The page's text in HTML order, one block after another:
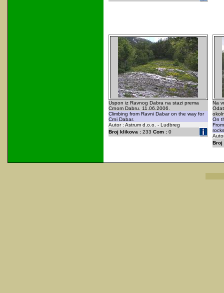
Uspon iz Ravnog Dabra na stazi prema
Crnom Dabru. 11.06.2006.
Climbing from Ravni Dabar on the way for
Crni Dabar.
Autor : Astrum d.o.o. - Ludbreg
Broj klikova :233 Com :0
Na
On
Broj